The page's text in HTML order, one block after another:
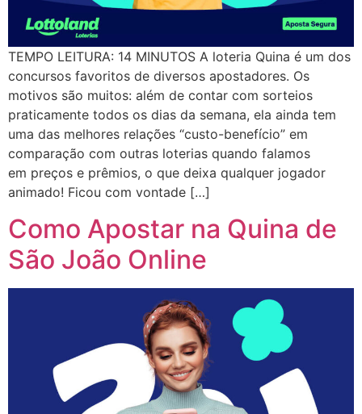
TEMPO LEITURA: 14 MINUTOS A loteria Quina é um dos
concursos favoritos de diversos apostadores. Os
motivos são muitos: além de contar com sorteios
praticamente todos os dias da semana, ela ainda tem
uma das melhores relações “custo-benefício” em
comparação com outras loterias quando falamos
em preços e prêmios, o que deixa qualquer jogador
animado! Ficou com vontade […]
Como Apostar na Quina de
São João Online